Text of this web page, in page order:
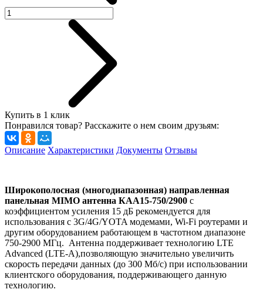
Купить в 1 клик
Понравился товар? Расскажите о нем своим друзьям:
Описание Характеристики Документы Отзывы
Широкополосная (многодиапазонная) направленная
панельная MIMO антенна КАА15-750/2900 с
коэффициентом усиления 15 дБ рекомендуется для
использования с 3G/4G/YOTA модемами, Wi-Fi роутерами и
другим оборудованием работающем в частотном диапазоне
750-2900 МГц. Антенна поддерживает технологию LTE
Advanced (LTE-A),позволяющую значительно увеличить
скорость передачи данных (до 300 Мб/с) при использовании
клиентского оборудования, поддерживающего данную
технологию.